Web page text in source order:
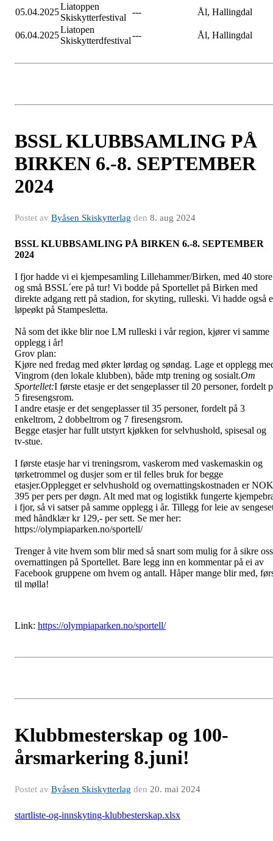
05.04.2025
Liatoppen
Skiskytterfestival
--- Ål, Hallingdal
06.04.2025
Liatopen
Skiskytterdfestival
--- Ål, Hallingdal
BSSL KLUBBSAMLING PÅ
BIRKEN 6.-8. SEPTEMBER
2024
Postet av Byåsen Skiskytterlag den 8. aug 2024
BSSL KLUBBSAMLING PÅ BIRKEN 6.-8. SEPTEMBER
2024
I fjor hadde vi ei kjempesamling Lillehammer/Birken, med 40 store
og små BSSL´ere på tur! Vi bodde på Sportellet på Birken med
direkte adgang rett på stadion, for skyting, rulleski. Vi hadde også
løpeøkt på Stampesletta.
Nå som det ikke blir noe LM rulleski i vår region, kjører vi samme
opplegg i år!
Grov plan:
Kjøre ned fredag med økter lørdag og søndag. Lage et opplegg
Vingrom (den lokale klubben), både mtp trening og sosialt.Om
Sportellet:I første etasje er det sengeplasser til 20 personer, fordelt
5 firesengsrom.
I andre etasje er det sengeplasser til 35 personer, fordelt på 3
enkeltrom, 2 dobbeltrom og 7 firesengsrom.
Begge etasjer har fullt utstyrt kjøkken for selvhushold, spisesal og
tv-stue.
I første etasje har vi treningsrom, vaskerom med vaskemaskin og
tørketrommel og dusjer som er til felles bruk for begge
etasjer.Opplegget er selvhushold og overnattingskostnaden er NOK
395 per pers per døgn. Alt med mat og logistikk fungerte
i fjor, så vi satser på samme opplegg i år. Tillegg for leie av
med håndklær kr 129,- per sett. Se mer her:
https://olympiaparken.no/sportell/
Trenger å vite hvem som blir med så snart som mulig for å sikre oss
overnattingen på Sportellet. Bare legg inn en kommentar på ei av
Facebook gruppene om hvem og antall. Håper mange blir med,
til mølla!
Link: https://olympiaparken.no/sportell/
Klubbmesterskap og 100-
årsmarkering 8.juni!
Postet av Byåsen Skiskytterlag den 20. mai 2024
startliste-og-innskyting-klubbesterskap.xlsx